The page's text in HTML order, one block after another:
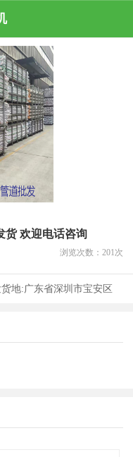
货 欢迎电话咨询
浏览次数： 201 次
地:广东省深圳市宝安区